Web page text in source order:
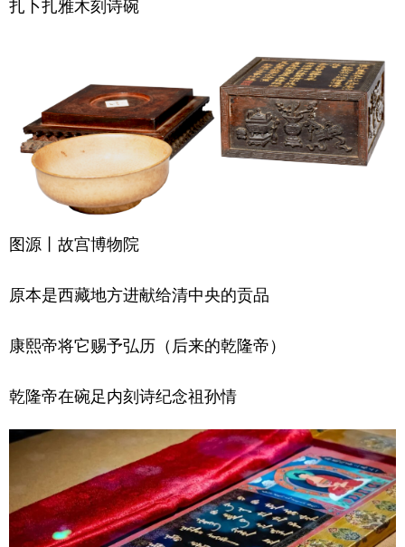
图源丨故宫博物院
原本是西藏地方进献给清中央的贡品
康熙帝将它赐予弘历（后来的乾隆帝）
乾隆帝在碗足内刻诗纪念祖孙情